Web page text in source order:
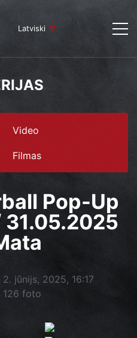
Latviski
Video
Filmas
Pop-Up
31.05.2025
2. jūnijs, 2025, 16:17
126 foto